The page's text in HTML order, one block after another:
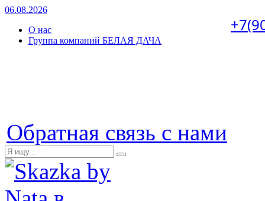
06.08.2026
О нас
Группа компаний БЕЛАЯ ДАЧА
Обратная связь с нами